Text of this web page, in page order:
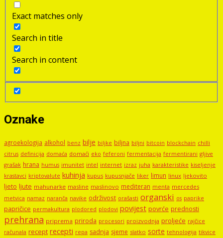
Exact matches only
Search in title
Search in content
Oznake
agroekologija alkohol benz bilje biljke biljna biljni bitcoin blockchain chilli
citrus definicija domaća domaći eko feferoni fermentacija fermentirani gljive
grašak hrana humus imunitet intel internet izraz juha karakteristike kiseljenje
krastavci kriptovalute kuhinja kupus kupusnjače liker limun linux ljekovito
ljeto ljute mahunarke masline maslinovo mediteran menta mercedes
metvica namaz naranča navike održivost orašasti organski os paprike
papričice permakultura plodored plodovi povijest povrće prednosti
prehrana priprema priroda procesori proizvodnja proljeće rajčice
računala recept recepti repa sadnja sjeme slatko sorte tehnologija tikvice